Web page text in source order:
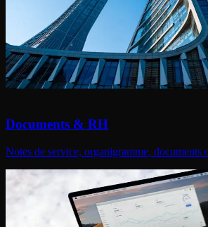
Documents & RH
Notes de service, organigramme, documents